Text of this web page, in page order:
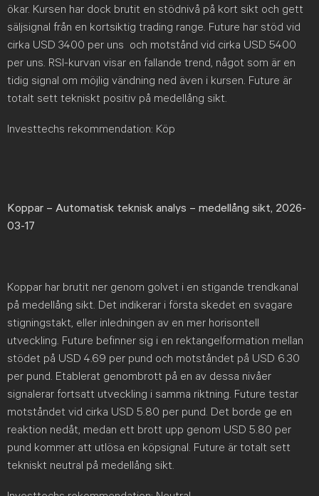
ökar. Kursen har dock brutit en stödnivå på kort sikt och gett
säljsignal från en kortsiktig trading range. Future har stöd vid
cirka USD 3400 per uns och motstånd vid cirka USD 5400
per uns. RSI-kurvan visar en fallande trend, något som är en
tidig signal om möjlig vändning ned även i kursen. Future är
totalt sett tekniskt positiv på medellång sikt.
Investtechs rekommendation: Köp
Koppar – Automatisk teknisk analys – medellång sikt, 2026-
03-17
Koppar har brutit ner genom golvet i en stigande trendkanal
på medellång sikt. Det indikerar i första skedet en svagare
stigningstakt, eller inledningen av en mer horisontell
utveckling. Future befinner sig i en rektangelformation mellan
stödet på USD 4.69 per pund och motståndet på USD 6.30
per pund. Etablerat genombrott på en av dessa nivåer
signalerar fortsatt utveckling i samma riktning. Future testar
motståndet vid cirka USD 5.80 per pund. Det borde ge en
reaktion nedåt, medan ett brott upp genom USD 5.80 per
pund kommer att utlösa en köpsignal. Future är totalt sett
tekniskt neutral på medellång sikt.